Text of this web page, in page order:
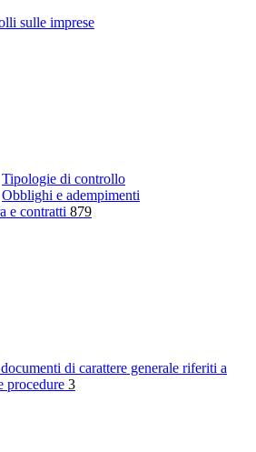
sulle imprese
Tipologie di controllo
Obblighi e adempimenti
e contratti 879
di carattere generale riferiti a
procedure 3